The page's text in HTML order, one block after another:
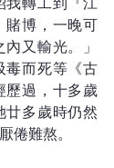
我轉工到『江
賭博，一晚可
又輸光。」
毒而死等《古
歷過，十多歲
廿多歲時仍然
倦難熬。